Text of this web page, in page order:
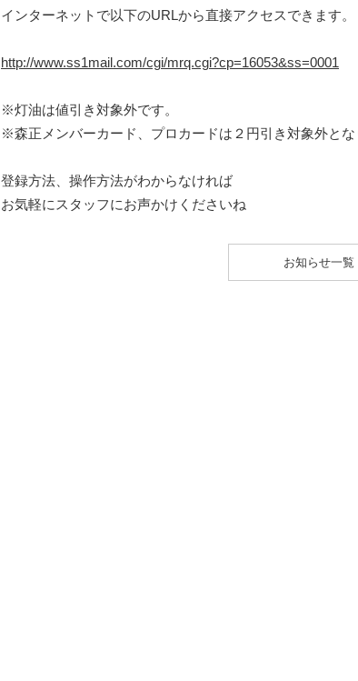
インターネットで以下のURLから直接アクセスできます。
http://www.ss1mail.com/cgi/mrq.cgi?cp=16053&ss=0001
※灯油は値引き対象外です。
※森正メンバーカード、プロカードは２円引き対象外とな
登録方法、操作方法がわからなければ
お気軽にスタッフにお声かけくださいね
お知らせ一覧